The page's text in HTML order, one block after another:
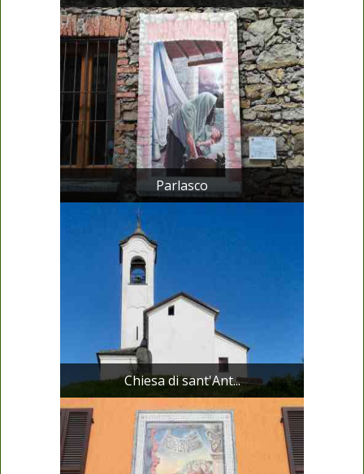
Parlasco
Chiesa di sant'Ant...